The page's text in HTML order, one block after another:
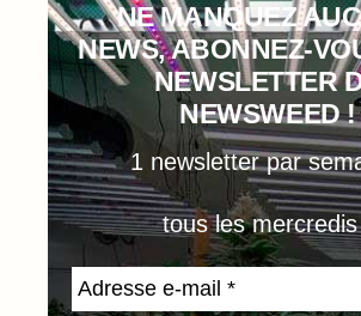
NE MANQUEZ
NEWS, ABONNEZ-
NEWSLETTER
NEWSWEED !
1 newsletter par
tous les